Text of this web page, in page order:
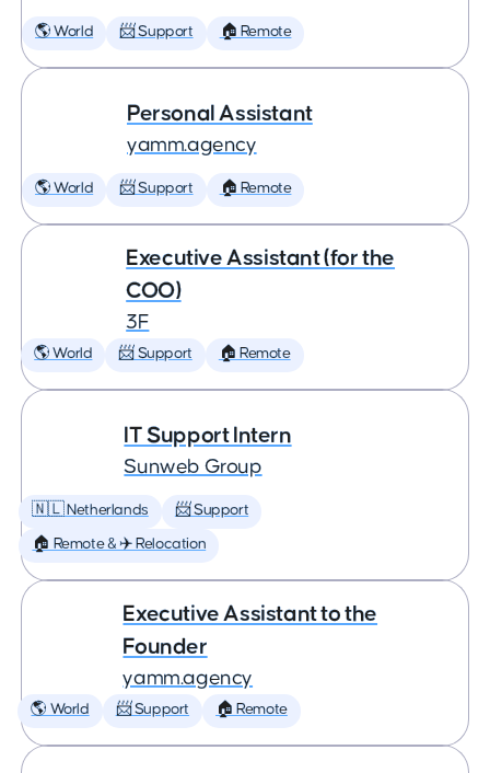
🌎 World 📨 Support 🏠 Remote
Personal Assistant
yamm.agency
🌎 World 📨 Support 🏠 Remote
Executive Assistant (for the
COO)
3F
🌎 World 📨 Support 🏠 Remote
IT Support Intern
Sunweb Group
🇳🇱 Netherlands 📨 Support
🏠 Remote & ✈️ Relocation
Executive Assistant to the
Founder
yamm.agency
🌎 World 📨 Support 🏠 Remote